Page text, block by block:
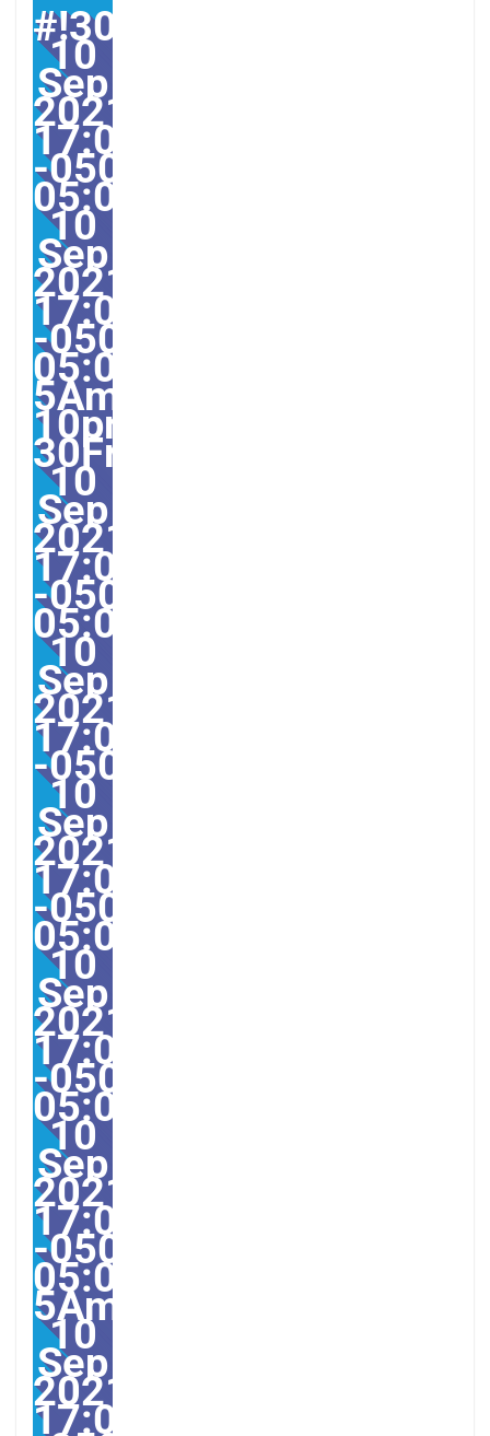
#!30Fri,
10
Sep
2021
17:00:00
-0500-
05:000030#30Fri,
10
Sep
2021
17:00:00
-0500-
05:00-
5America/
10pm30pm-
30Fri,
10
Sep
2021
17:00:00
-0500-
05:005America/
10
Sep
2021
17:00:00
-
10
Sep
2021
17:00:00
-0500-
05:00America/
10
Sep
2021
17:00:00
-0500-
05:000030#/30Fri,
10
Sep
2021
17:00:00
-0500-
05:00-
5America/
10
Sep
2021
17:00:00